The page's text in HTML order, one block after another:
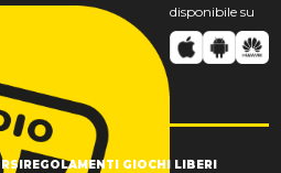
disponibile su
REGOLAMENTI GIOCHI LIBERI